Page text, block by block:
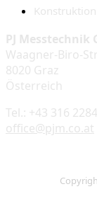
Konstruktion
PJ Messtechnik
Waagner-Biro-
8020 Graz
Österreich
Tel.: +43 316
office@pjm.co.at